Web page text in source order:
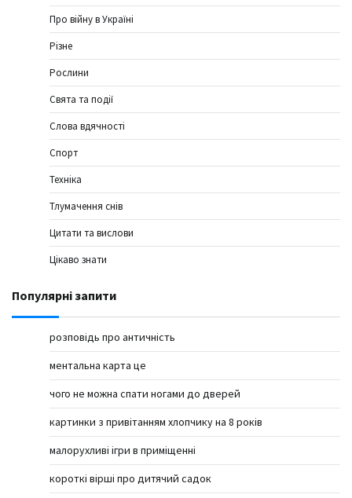
Про війну в Україні
Різне
Рослини
Свята та події
Слова вдячності
Спорт
Техніка
Тлумачення снів
Цитати та вислови
Цікаво знати
Популярні запити
розповідь про античність
ментальна карта це
чого не можна спати ногами до дверей
картинки з привітанням хлопчику на 8 років
малорухливі ігри в приміщенні
короткі вірші про дитячий садок